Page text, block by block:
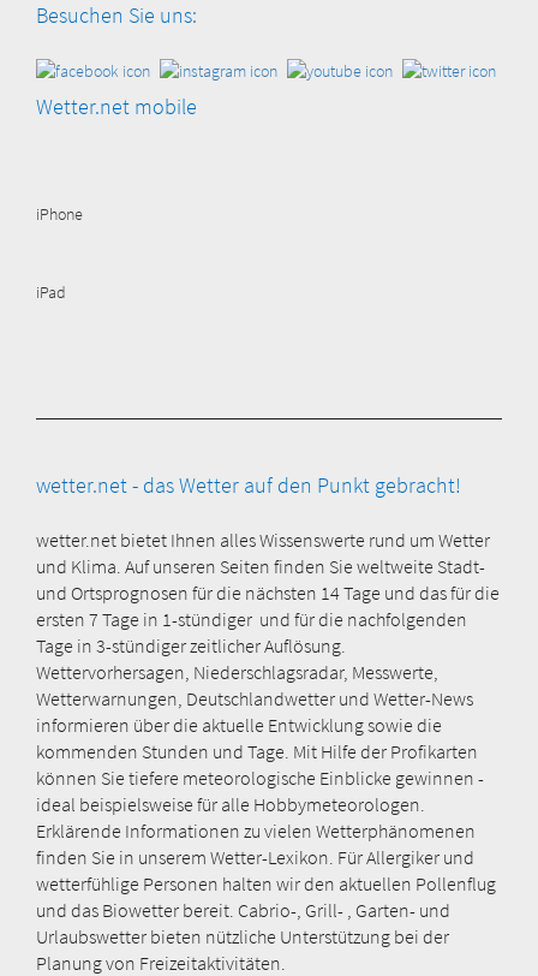
Besuchen Sie uns:
Wetter.net mobile
iPhone
iPad
wetter.net - das Wetter auf den Punkt gebracht!
wetter.net bietet Ihnen alles Wissenswerte rund um Wetter
und Klima. Auf unseren Seiten finden Sie weltweite Stadt-
und Ortsprognosen für die nächsten 14 Tage und das für die
ersten 7 Tage in 1-stündiger und für die nachfolgenden
Tage in 3-stündiger zeitlicher Auflösung.
Wettervorhersagen, Niederschlagsradar, Messwerte,
Wetterwarnungen, Deutschlandwetter und Wetter-News
informieren über die aktuelle Entwicklung sowie die
kommenden Stunden und Tage. Mit Hilfe der Profikarten
können Sie tiefere meteorologische Einblicke gewinnen -
ideal beispielsweise für alle Hobbymeteorologen.
Erklärende Informationen zu vielen Wetterphänomenen
finden Sie in unserem Wetter-Lexikon. Für Allergiker und
wetterfühlige Personen halten wir den aktuellen Pollenflug
und das Biowetter bereit. Cabrio-, Grill- , Garten- und
Urlaubswetter bieten nützliche Unterstützung bei der
Planung von Freizeitaktivitäten.